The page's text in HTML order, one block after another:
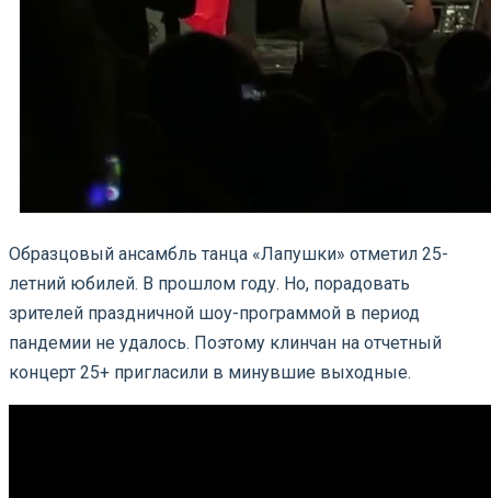
Образцовый ансамбль танца «Лапушки» отметил 25-
летний юбилей. В прошлом году. Но, порадовать
зрителей праздничной шоу-программой в период
пандемии не удалось. Поэтому клинчан на отчетный
концерт 25+ пригласили в минувшие выходные.